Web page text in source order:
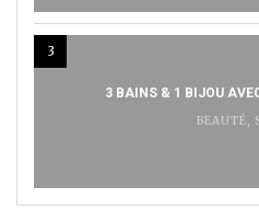
3
3 BAINS & 1 BIJOU
BEAUTÉ,